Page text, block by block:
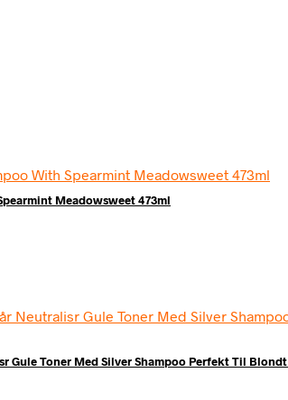
Meadowsweet 473ml
Toner Med Silver Shampoo Perfekt Til